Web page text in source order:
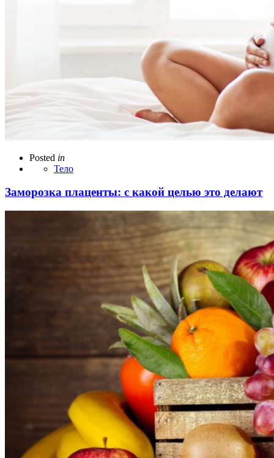
Posted in
Тело
Заморозка плаценты: с какой целью это делают